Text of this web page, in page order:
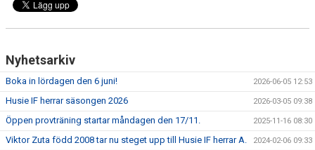
Nyhetsarkiv
Boka in lördagen den 6 juni! 2026-06-05 12:53
Husie IF herrar säsongen 2026 2026-03-05 09:38
Öppen provträning startar måndagen den 17/11. 2025-11-16 08:30
Viktor Zuta född 2008 tar nu steget upp till Husie IF herrar A. 2024-02-06 09:33